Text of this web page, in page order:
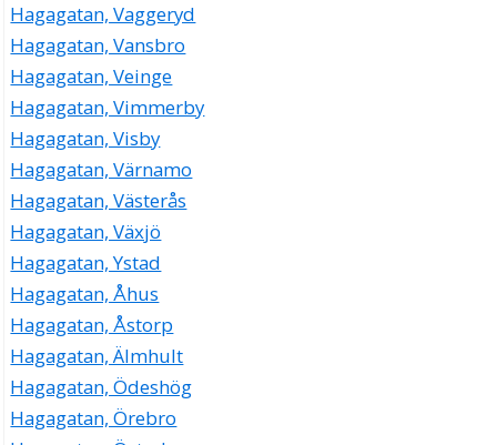
Hagagatan, Vaggeryd
Hagagatan, Vansbro
Hagagatan, Veinge
Hagagatan, Vimmerby
Hagagatan, Visby
Hagagatan, Värnamo
Hagagatan, Västerås
Hagagatan, Växjö
Hagagatan, Ystad
Hagagatan, Åhus
Hagagatan, Åstorp
Hagagatan, Älmhult
Hagagatan, Ödeshög
Hagagatan, Örebro